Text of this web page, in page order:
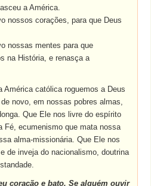
a América.
nossos corações, para que Deus
nossas mentes para que
na História, e renasça a
católica roguemos a Deus
novo, em nossas pobres almas,
Que Ele nos livre do espírito
Fé, ecumenismo que mata nossa
alma-missionária. Que Ele nos
de inveja do nacionalismo, doutrina
coração e bato. Se alguém ouvir